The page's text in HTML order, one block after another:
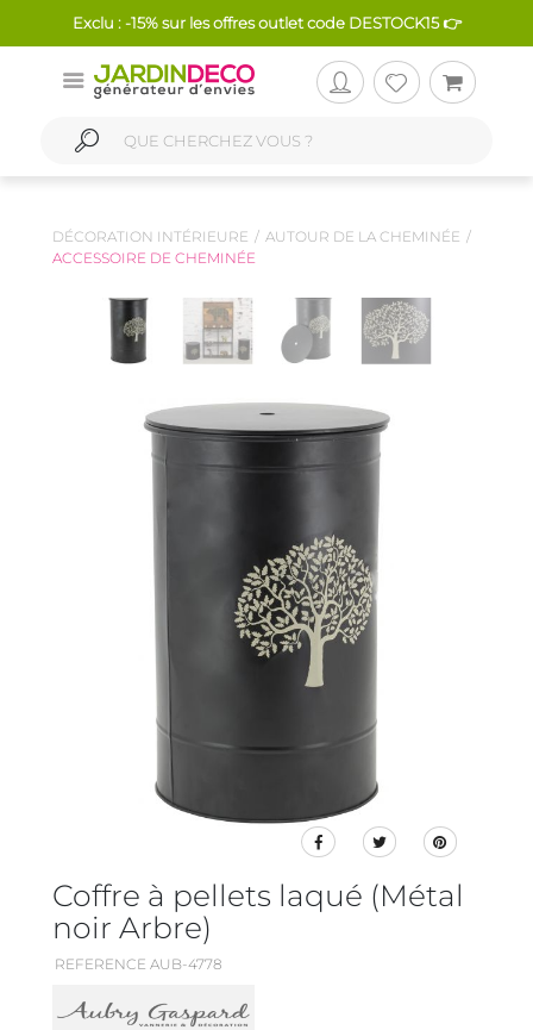
Exclu : -15% sur les offres outlet code DESTOCK15 👉
DÉCORATION INTÉRIEURE
AUTOUR DE LA CHEMINÉE
ACCESSOIRE DE CHEMINÉE
Coffre à pellets laqué (Métal
noir Arbre)
REFERENCE AUB-4778